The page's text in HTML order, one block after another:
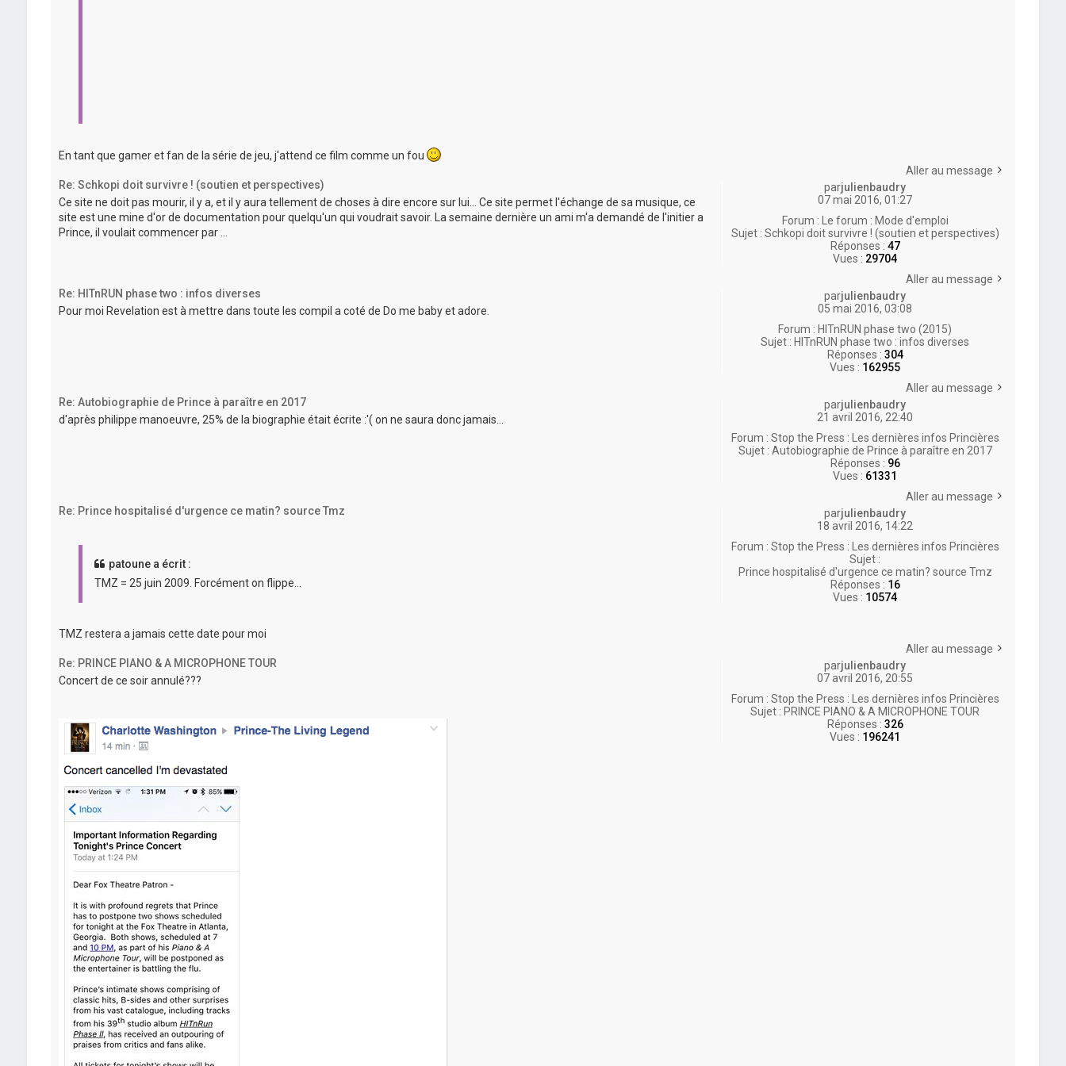
En tant que gamer et fan de la série de jeu, j'attend ce film comme un fou
Aller au message
parjulienbaudry
07 mai 2016, 01:27
Forum : Le forum : Mode d'emploi
Sujet : Schkopi doit survivre ! (soutien et perspectives)
Réponses : 47
Vues : 29704
Re: Schkopi doit survivre ! (soutien et perspectives)
Ce site ne doit pas mourir, il y a, et il y aura tellement de choses à dire encore sur lui... Ce site permet l'échange de sa musique, ce
site est une mine d'or de documentation pour quelqu'un qui voudrait savoir. La semaine dernière un ami m'a demandé de l'initier a
Prince, il voulait commencer par ...
Aller au message
parjulienbaudry
05 mai 2016, 03:08
Forum :HITnRUN phase two (2015)
Sujet :HITnRUN phase two : infos diverses
Réponses : 304
Vues : 162955
Re: HITnRUN phase two : infos diverses
Pour moi Revelation est à mettre dans toute les compil a coté de Do me baby et adore.
Aller au message
parjulienbaudry
21 avril 2016, 22:40
Forum : Stop the Press : Les dernières infos Princières
Sujet : Autobiographie de Prince à paraître en 2017
Réponses : 96
Vues : 61331
Re: Autobiographie de Prince à paraître en 2017
d'après philippe manoeuvre, 25% de la biographie était écrite :'( on ne saura donc jamais...
Aller au message
parjulienbaudry
18 avril 2016, 14:22
Forum : Stop the Press : Les dernières infos Princières
Sujet :
Prince hospitalisé d'urgence ce matin? source Tmz
Réponses : 16
Vues : 10574
Re: Prince hospitalisé d'urgence ce matin? source Tmz
patoune a écrit :
TMZ = 25 juin 2009. Forcément on flippe...
TMZ restera a jamais cette date pour moi
Aller au message
parjulienbaudry
07 avril 2016, 20:55
Forum : Stop the Press : Les dernières infos Princières
Sujet : PRINCE PIANO & A MICROPHONE TOUR
Réponses : 326
Vues : 196241
Re: PRINCE PIANO & A MICROPHONE TOUR
Concert de ce soir annulé???